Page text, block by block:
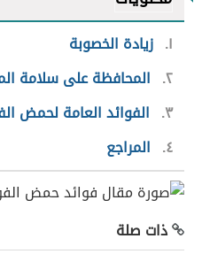
١ زيادة الخصوبة
٢ المحافظة على سلامة
٣
الفوائد العامة لحمض
٤
المراجع
ذات صلة